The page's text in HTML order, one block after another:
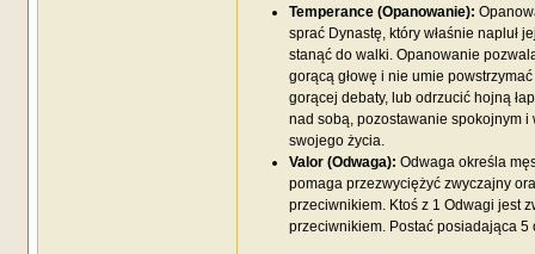
Temperance (Opanowanie):
sprać Dynastę, który właśnie napluł
stanąć do walki. Opanowanie
gorącą głowę i nie umie
gorącej debaty, lub odrzucić hojną
nad sobą, pozostawanie spokojnym i
swojego życia.
Valor (Odwaga): Odwaga określa
pomaga przezwyciężyć zwyczajny
przeciwnikiem. Ktoś z 1 Odwagi jest
przeciwnikiem. Postać posiadająca 5